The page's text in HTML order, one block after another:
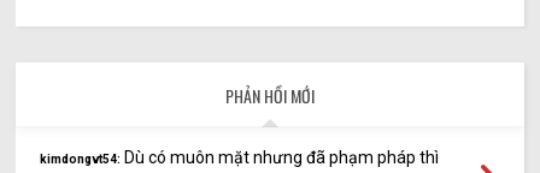
PHẢN HỒI MỚI
kimdongvt54: Dù có muôn mặt nhưng đã phạm pháp thì